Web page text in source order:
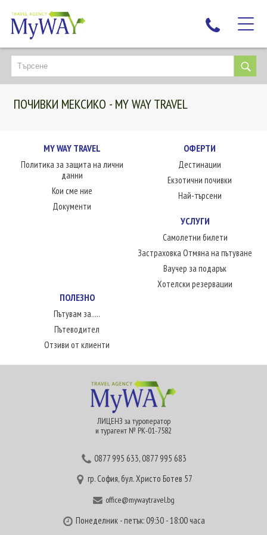
НАЙ-ТЪРСЕНИ
ДЕСТИНАЦИИ
ЕКЗОТИЧНИ ПОЧИВКИ
НОВА ГОДИНА
ПЪТУВАЙТЕ С ДЕЦА
ЛЮБОПИТНО
ПОЧИВКИ МЕКСИКО - MY WAY TRAVEL
MY WAY TRAVEL
Политика за защита на лични
данни
Кои сме ние
Документи
ОФЕРТИ
Дестинации
Екзотични почивки
Най-търсени
УСЛУГИ
Самолетни билети
Застраховка Отмяна на пътуване
Ваучер за подарък
Хотелски резервации
ПОЛЕЗНО
Пътувам за.....
Пътеводител
Отзиви от клиенти
ЛИЦЕНЗ за туроператор
и турагент № РК-01-7582
0877 995 633,0877 995 683
гр. София, бул. Христо Ботев 57
office@mywaytravel.bg
Понеделник - петък: 09:30 - 18:00 часа